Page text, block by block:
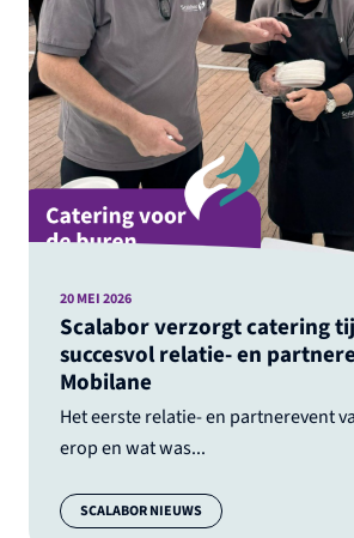
Scalabor verzorgt catering
succesvol relatie- en
Mobilane
Het eerste relatie- en partnerevent
erop en wat was...
20 MEI 2026
Categorie:
SCALABOR NIEUWS